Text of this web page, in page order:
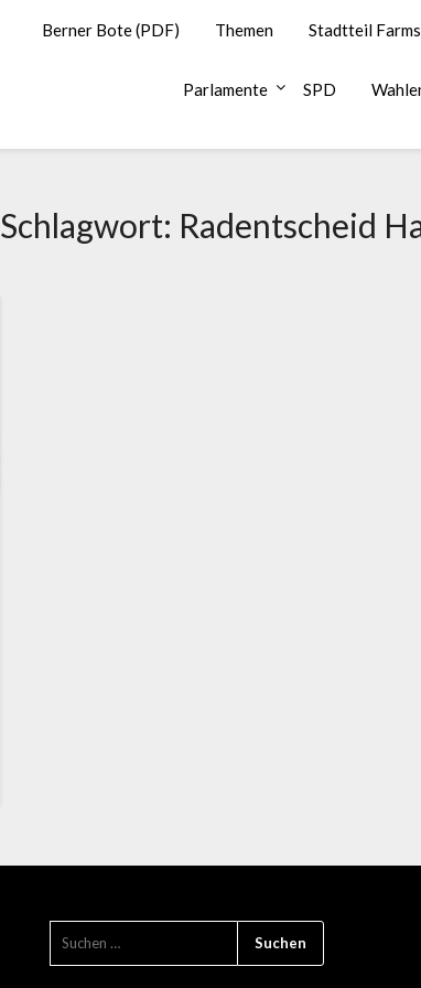
Berner Bote (PDF) Themen Stadtteil
Parlamente SPD
Schlagwort: Radentscheid